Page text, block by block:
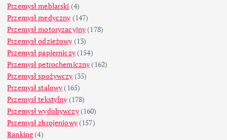
Przemysł meblarski (4)
Przemysł medyczny (147)
Przemysł motoryzacyjny (178)
Przemysł odzieżowy (13)
Przemysł papierniczy(154)
Przemysł petrochemiczny (162)
Przemysł spożywczy (35)
Przemysł stalowy (165)
Przemysł tekstylny (178)
Przemysł wydobywczy(160)
Przemysł zbrojeniowy(157)
Ranking(4)